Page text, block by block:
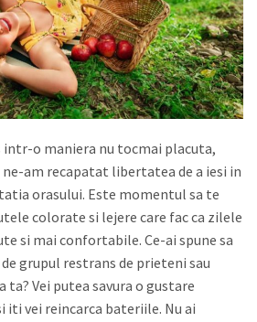
intr-o maniera nu tocmai placuta,
am recapatat libertatea de a iesi in
orasului. Este momentul sa te
colorate si lejere care fac ca zilele
si mai confortabile. Ce-ai spune sa
grupul restrans de prieteni sau
Vei putea savura o gustare
iti vei reincarca bateriile. Nu ai